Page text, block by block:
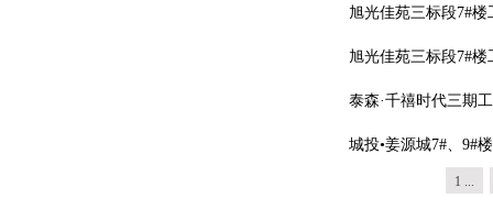
旭光佳苑三标段7#
旭光佳苑三标段7#
泰森·千禧时代三期
城投•姜源城7#、9#
1 ...